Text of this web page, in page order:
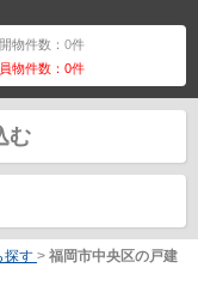
物件数：0件
物件数：0件
む
探す > 福岡市中央区の戸建